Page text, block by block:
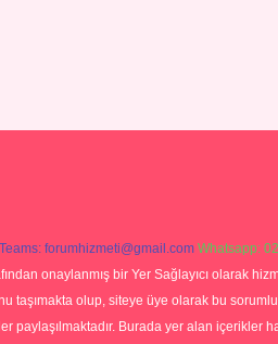
Teams: forumhizmeti@gmail.com Whatsapp:
onaylanmış bir Yer Sağlayıcı olarak
taşımakta olup, siteye üye olarak bu
paylaşılmaktadır. Burada yer alan